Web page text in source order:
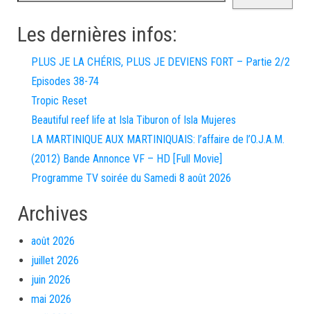
Les dernières infos:
PLUS JE LA CHÉRIS, PLUS JE DEVIENS FORT – Partie 2/2
Episodes 38-74
Tropic Reset
Beautiful reef life at Isla Tiburon of Isla Mujeres
LA MARTINIQUE AUX MARTINIQUAIS: l’affaire de l’O.J.A.M.
(2012) Bande Annonce VF – HD [Full Movie]
Programme TV soirée du Samedi 8 août 2026
Archives
août 2026
juillet 2026
juin 2026
mai 2026